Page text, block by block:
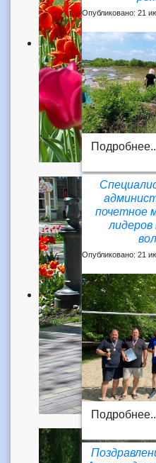
Опубликовано: 21
почетное
Опубликовано: 21